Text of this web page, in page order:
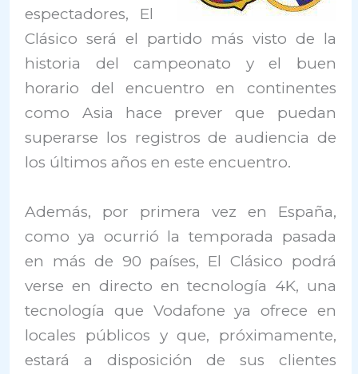
espectadores, El
Clásico será el partido más visto de la
historia del campeonato y el buen
horario del encuentro en continentes
como Asia hace prever que puedan
superarse los registros de audiencia de
los últimos años en este encuentro.
Además, por primera vez en España,
como ya ocurrió la temporada pasada
en más de 90 países, El Clásico podrá
verse en directo en tecnología 4K, una
tecnología que Vodafone ya ofrece en
locales públicos y que, próximamente,
estará a disposición de sus clientes